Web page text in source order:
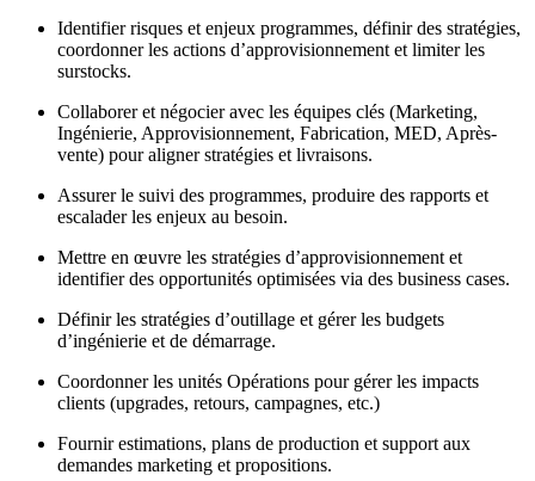
Identifier risques et enjeux programmes, définir des stratégies,
coordonner les actions d’approvisionnement et limiter les
surstocks.
Collaborer et négocier avec les équipes clés (Marketing,
Ingénierie, Approvisionnement, Fabrication, MED, Après-
vente) pour aligner stratégies et livraisons.
Assurer le suivi des programmes, produire des rapports et
escalader les enjeux au besoin.
Mettre en œuvre les stratégies d’approvisionnement et
identifier des opportunités optimisées via des business cases.
Définir les stratégies d’outillage et gérer les budgets
d’ingénierie et de démarrage.
Coordonner les unités Opérations pour gérer les impacts
clients (upgrades, retours, campagnes, etc.)
Fournir estimations, plans de production et support aux
demandes marketing et propositions.